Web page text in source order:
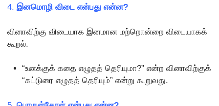
4. இனமொழி விடை என்பது என்ன?
வினாவிற்கு விடையாக இனமான மற்றொன்றை விடையாகக்
கூறல்.
“உனக்குக் கதை எழுதத் தெரியுமா?” என்ற வினாவிற்குக்
“கட்டுரை எழுதத் தெரியும்” என்று கூறுவது.